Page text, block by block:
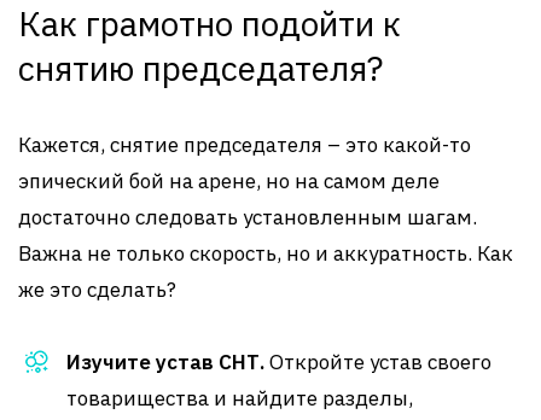
Как грамотно подойти к
снятию председателя?
Кажется, снятие председателя – это какой-то
эпический бой на арене, но на самом деле
достаточно следовать установленным шагам.
Важна не только скорость, но и аккуратность. Как
же это сделать?
Изучите устав СНТ.Откройте устав своего
товарищества и найдите разделы,